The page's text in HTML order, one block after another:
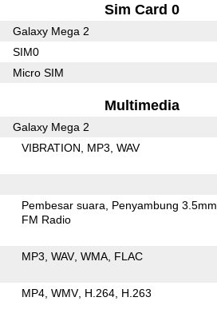
Sim Card 0
Galaxy Mega 2
SIM0
Micro SIM
Multimedia
Galaxy Mega 2
VIBRATION MP3 WAV
Pembesar suara
Penyambung 3.5mm
FM Radio
MP3 WAV WMA FLAC
MP4 WMV H.264 H.263